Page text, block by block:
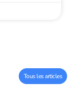
Tous les articles